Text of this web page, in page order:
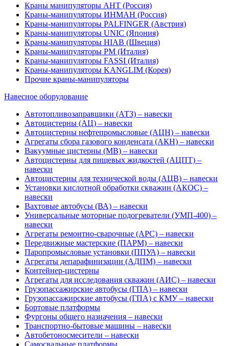
Краны манипуляторы АНТ (Россия)
Краны-манипуляторы ИНМАН (Россия)
Краны-манипуляторы PALFINGER (Австрия)
Краны-манипуляторы UNIC (Япония)
Краны-манипуляторы HIAB (Швеция)
Краны-манипуляторы PM (Италия)
Краны-манипуляторы FASSI (Италия)
Краны-манипуляторы KANGLIM (Корея)
Прочие краны-манипуляторы
Навесное оборудование
Автотопливозаправщики (АТЗ) – навески
Автоцистерны (АЦ) – навески
Автоцистерны нефтепромысловые (АЦН) – навески
Агрегаты сбора газового конденсата (АКН) – навески
Вакуумные цистерны (МВ) – навески
Автоцистерны для пищевых жидкостей (АЦПТ) –
навески
Автоцистерны для технической воды (АЦВ) – навески
Установки кислотной обработки скважин (АКОС) –
навески
Вахтовые автобусы (ВА) – навески
Универсальные моторные подогреватели (УМП-400) –
навески
Агрегаты ремонтно-сварочные (АРС) – навески
Передвижные мастерские (ПАРМ) – навески
Паропромысловые установки (ППУА) – навески
Агрегаты депарафинизации (АДПМ) – навески
Контейнер-цистерны
Агрегаты для исследования скважин (АИС) – навески
Грузопассажирские автобусы (ГПА) – навески
Грузопассажирские автобусы (ГПА) с КМУ – навески
Бортовые платформы
Фургоны общего назначения – навески
Транспортно-бытовые машины – навески
Автобетоносмесители – навески
Самосвальные платформы